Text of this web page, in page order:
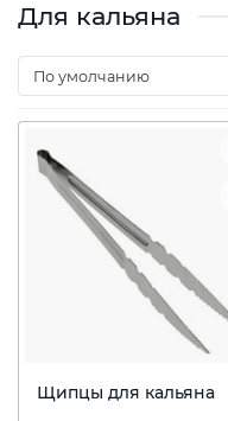
Для кальяна
Щипцы для кальяна